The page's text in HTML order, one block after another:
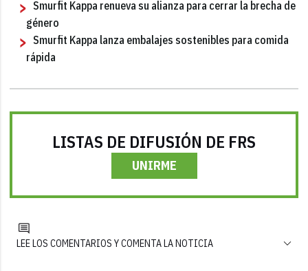
Smurfit Kappa renueva su alianza para cerrar la brecha de
género
Smurfit Kappa lanza embalajes sostenibles para comida
rápida
LISTAS DE DIFUSIÓN DE FRS
UNIRME
LEE LOS COMENTARIOS Y COMENTA LA NOTICIA